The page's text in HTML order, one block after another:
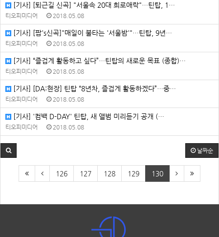
[기사] [퇴근길 신곡] "서울속 20대 희로애락"…틴탑, 1…
티오피미디어 2018.05.08
[기사] [팝's신곡]"매일이 불타는 '서울밤'"…틴탑, 9년…
티오피미디어 2018.05.08
[기사] “즐겁게 활동하고 싶다”…틴탑의 새로운 목표 (종합)…
티오피미디어 2018.05.08
[기사] [DA:현장] 틴탑 “8년차, 즐겁게 활동하겠다”…중…
티오피미디어 2018.05.08
[기사] '컴백 D-DAY' 틴탑, 새 앨범 미리듣기 공개 (…
티오피미디어 2018.05.08
날짜순
126 127 128 129 130